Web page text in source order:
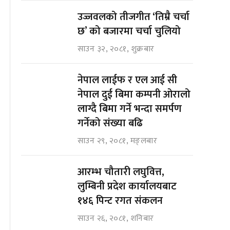
उज्जवलको तीजगीत ‘तिम्रै चर्चा
छ’ को बजारमा चर्चा चुलियो
साउन ३२, २०८१, शुक्रबार
नेपाल लाईफ र एल आई सी
नेपाल दुई बिमा कम्पनी ओरालो
लाग्दै बिमा गर्ने भन्दा समर्पण
गर्नेको संख्या बढि
साउन २९, २०८१, मङ्लबार
आरम्भ चौतारी लघुवित्त,
लुम्बिनी प्रदेश कार्यालयबाट
१४६ पिन्ट रगत संकलन
साउन २६, २०८१, शनिबार